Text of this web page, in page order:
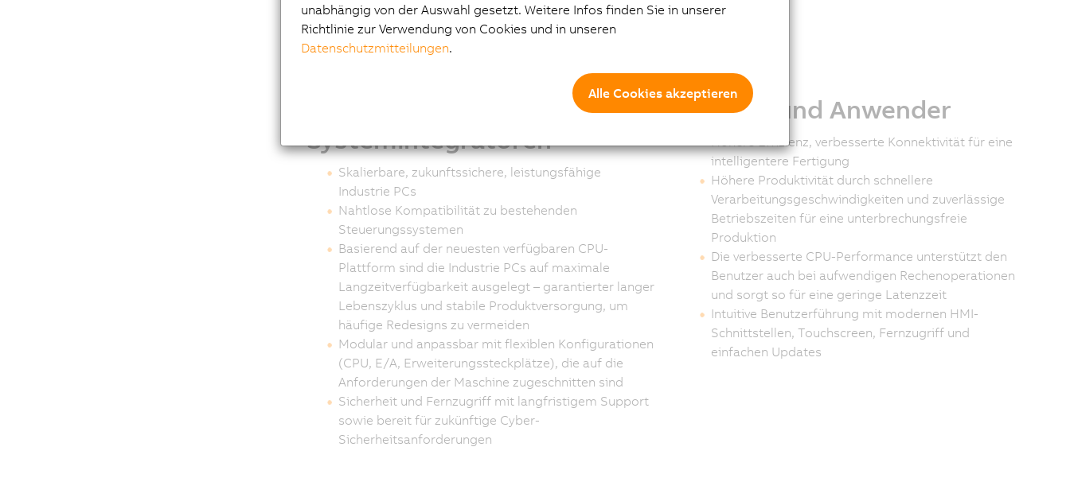
Highlights Panel PC 2300
Systemintegratoren
Skalierbare, zukunftssichere, leistungsfähige
Industrie PCs
Nahtlose Kompatibilität zu bestehenden
Steuerungssystemen
Basierend auf der neuesten verfügbaren CPU-
Plattform sind die Industrie PCs auf maximale
Langzeitverfügbarkeit ausgelegt – garantierter langer
Lebenszyklus und stabile Produktversorgung, um
häufige Redesigns zu vermeiden
Modular und anpassbar mit flexiblen Konfigurationen
(CPU, E/A, Erweiterungssteckplätze), die auf die
Anforderungen der Maschine zugeschnitten sind
Sicherheit und Fernzugriff mit langfristigem Support
sowie bereit für zukünftige Cyber-
Sicherheitsanforderungen
Kunden und Anwender
Höhere Effizienz, verbesserte Konnektivität für eine
intelligentere Fertigung
Höhere Produktivität durch schnellere
Verarbeitungsgeschwindigkeiten und zuverlässige
Betriebszeiten für eine unterbrechungsfreie
Produktion
Die verbesserte CPU-Performance unterstützt den
Benutzer auch bei aufwendigen Rechenoperationen
und sorgt so für eine geringe Latenzzeit
Intuitive Benutzerführung mit modernen HMI-
Schnittstellen, Touchscreen, Fernzugriff und
einfachen Updates
unabhängig von der Auswahl gesetzt. Weitere Infos finden Sie in unserer
Richtlinie zur Verwendung von Cookies und in unseren
Datenschutzmitteilungen.
Alle Cookies akzeptieren